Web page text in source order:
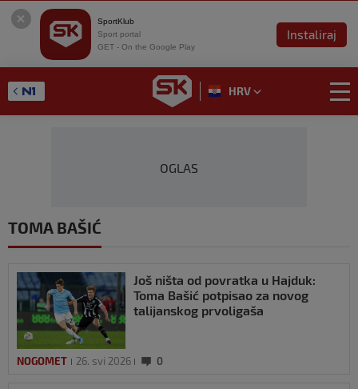
SportKlub
Sport portal
GET - On the Google Play
Instaliraj
HRV
OGLAS
TOMA BAŠIĆ
Još ništa od povratka u Hajduk:
Toma Bašić potpisao za novog
talijanskog prvoligaša
NOGOMET 26. svi 2026 0